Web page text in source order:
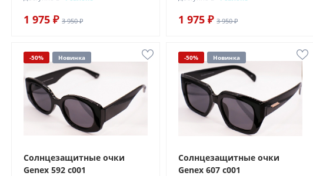
1 975 ₽ 3 950 ₽ 1 975 ₽ 3 950 ₽
-50% Новинка
Солнцезащитные очки
Genex 592 с001
-50% Новинка
Солнцезащитные очки
Genex 607 с001